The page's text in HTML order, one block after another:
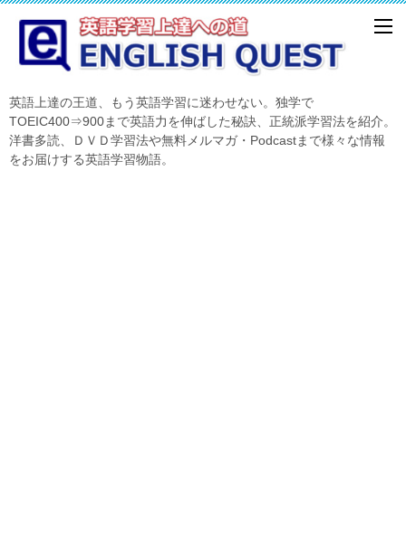
英語上達の王道、もう英語学習に迷わせない。独学で
TOEIC400⇒900まで英語力を伸ばした秘訣、正統派学習法を紹介。
洋書多読、ＤＶＤ学習法や無料メルマガ・Podcastまで様々な情報
をお届けする英語学習物語。